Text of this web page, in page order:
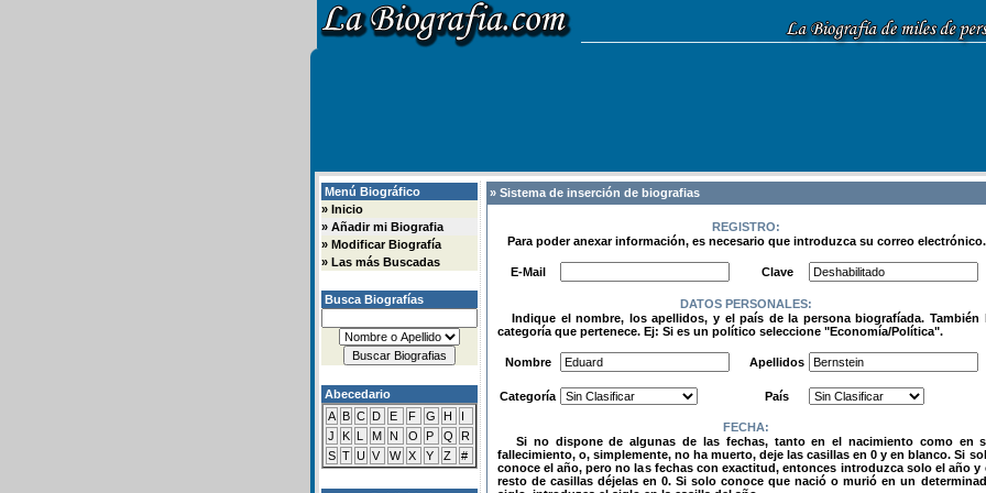
Menú Biográfico
» Inicio
» Añadir mi Biografia
» Modificar Biografía
» Las más Buscadas
Busca Biografías
Abecedario
A B C D E F G H
I
J
K L M N O P Q
R
S T U V W X Y Z #
» Sistema de inserción de biografias
REGISTRO:
Para poder anexar información, es necesario que introduzca su correo electrónico.
E-Mail
Clave
DATOS PERSONALES:
Indique el nombre, los apellidos, y el país de la persona biografíada. También
categoría que pertenece. Ej: Si es un político seleccione "Economía/Política".
Nombre
Apellidos
Categoría País
FECHA:
Si no dispone de algunas de las fechas, tanto en el nacimiento como en
fallecimiento, o, simplemente, no ha muerto, deje las casillas en 0 y en blanco. Si
conoce el año, pero no las fechas con exactitud, entonces introduzca solo el año y
resto de casillas déjelas en 0. Si solo conoce que nació o murió en un